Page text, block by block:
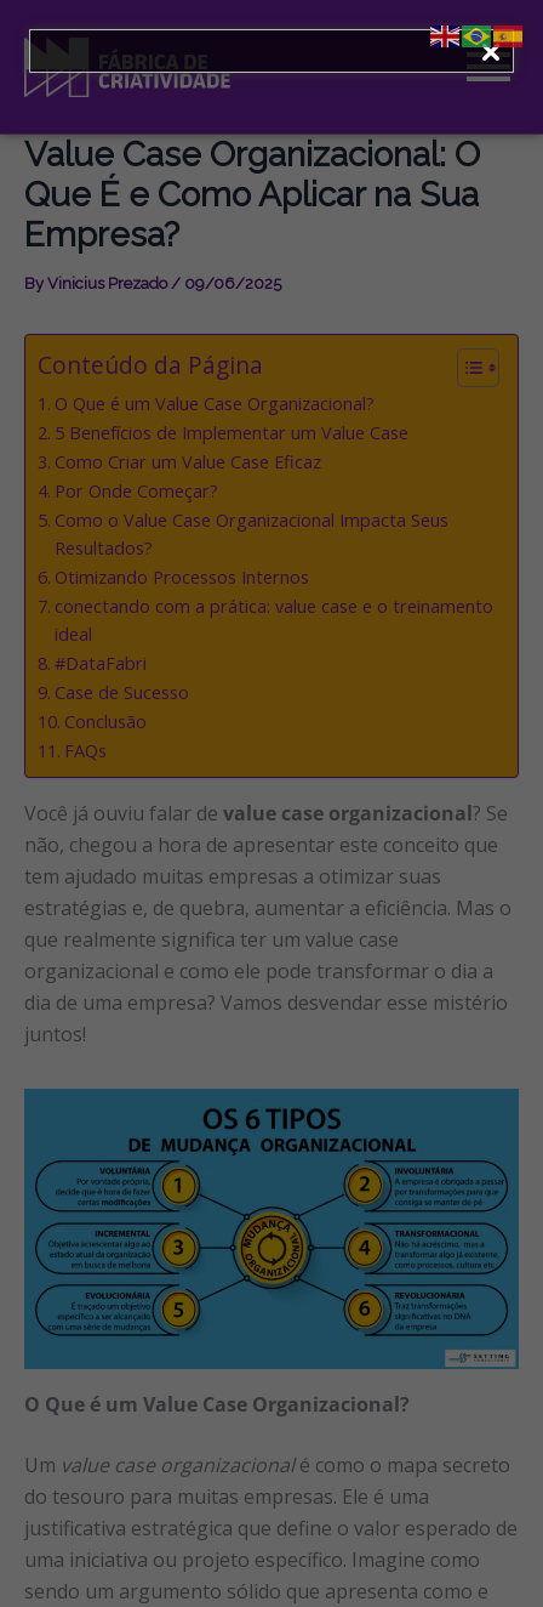
content
Value Case Organizacional: O
Que É e Como Aplicar na Sua
Empresa?
By Vinicius Prezado/ 09/06/2025
Conteúdo da Página
O Que é um Value Case Organizacional?
5 Benefícios de Implementar um Value Case
Como Criar um Value Case Eficaz
Por Onde Começar?
Como o Value Case Organizacional Impacta Seus
Resultados?
Otimizando Processos Internos
conectando com a prática: value case e o treinamento
ideal
#DataFabri
Case de Sucesso
Conclusão
FAQs
Você já ouviu falar de value case organizacional? Se
não, chegou a hora de apresentar este conceito que
tem ajudado muitas empresas a otimizar suas
estratégias e, de quebra, aumentar a eficiência. Mas o
que realmente significa ter um value case
organizacional e como ele pode transformar o dia a
dia de uma empresa? Vamos desvendar esse mistério
juntos!
O Que é um Value Case Organizacional?
Um value case organizacionalé como o mapa secreto
do tesouro para muitas empresas. Ele é uma
justificativa estratégica que define o valor esperado de
uma iniciativa ou projeto específico. Imagine como
sendo um argumento sólido que apresenta como e